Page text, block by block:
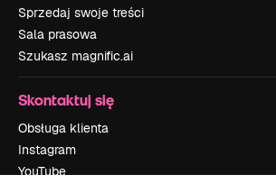
Sprzedaj swoje treści
Sala prasowa
Szukasz magnific.ai
Skontaktuj się
Obsługa klienta
Instagram
YouTube